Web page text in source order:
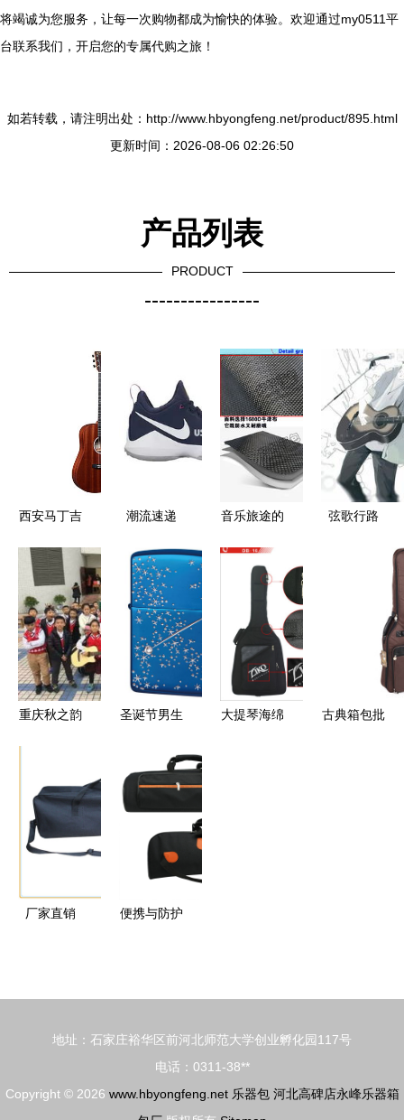
将竭诚为您服务，让每一次购物都成为愉快的体验。欢迎通过my0511平
台联系我们，开启您的专属代购之旅！
如若转载，请注明出处：http://www.hbyongfeng.net/product/895.html
更新时间：2026-08-06 02:26:50
产品列表
PRODUCT
----------------
西安马丁吉
享 马丁
DJR-10
Sapele吉他
产品配置、
价格及管乐
包全解析
潮流速递
fragment
design 联
名吉他包亮
相，FILA
95 经典回
归，ACG
光，圣诞
Kyrie 3 乐
器包吸睛
音乐旅途的
新丰teng
yu751通用
吉他包全方
位解析
弦歌行路
重庆秋之韵
电子琴培训
的优选之地
圣诞节男生
么礼物？快
收下这份男
清单
大提琴海绵
古典箱包批
厂家直销
包
便携与防护
地址：石家庄裕华区前河北师范大学创业孵化园117号
电话：0311-38**
Copyright © 2026 www.hbyongfeng.net 乐器包 河北高碑店永峰乐器箱